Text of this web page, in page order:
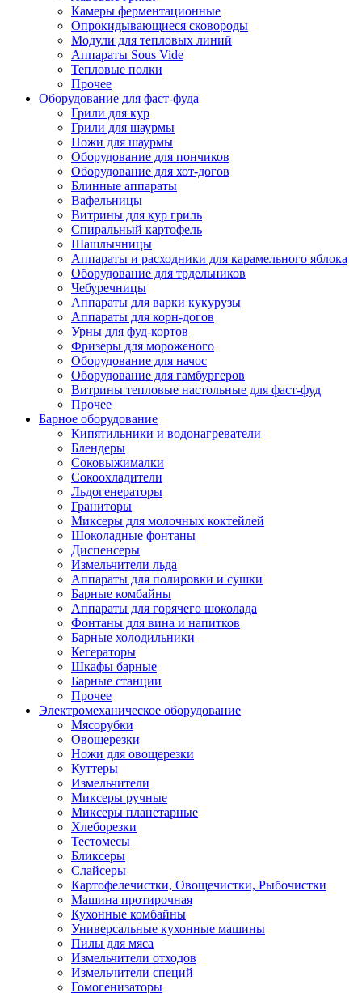
Камеры ферментационные
Опрокидывающиеся сковороды
Модули для тепловых линий
Аппараты Sous Vide
Тепловые полки
Прочее
Оборудование для фаст-фуда
Грили для кур
Грили для шаурмы
Ножи для шаурмы
Оборудование для пончиков
Оборудование для хот-догов
Блинные аппараты
Вафельницы
Витрины для кур гриль
Спиральный картофель
Шашлычницы
Аппараты и расходники для карамельного яблока
Оборудование для трдельников
Чебуречницы
Аппараты для варки кукурузы
Аппараты для корн-догов
Урны для фуд-кортов
Фризеры для мороженого
Оборудование для начос
Оборудование для гамбургеров
Витрины тепловые настольные для фаст-фуд
Прочее
Барное оборудование
Кипятильники и водонагреватели
Блендеры
Соковыжималки
Сокоохладители
Льдогенераторы
Граниторы
Миксеры для молочных коктейлей
Шоколадные фонтаны
Диспенсеры
Измельчители льда
Аппараты для полировки и сушки
Барные комбайны
Аппараты для горячего шоколада
Фонтаны для вина и напитков
Барные холодильники
Кегераторы
Шкафы барные
Барные станции
Прочее
Электромеханическое оборудование
Мясорубки
Овощерезки
Ножи для овощерезки
Куттеры
Измельчители
Миксеры ручные
Миксеры планетарные
Хлеборезки
Тестомесы
Бликсеры
Слайсеры
Картофелечистки, Овощечистки, Рыбочистки
Машина протирочная
Кухонные комбайны
Универсальные кухонные машины
Пилы для мяса
Измельчители отходов
Измельчители специй
Гомогенизаторы